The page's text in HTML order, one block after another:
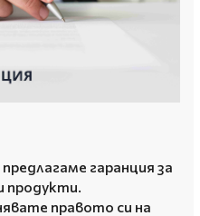
гаранция за
продукти.
правото си на